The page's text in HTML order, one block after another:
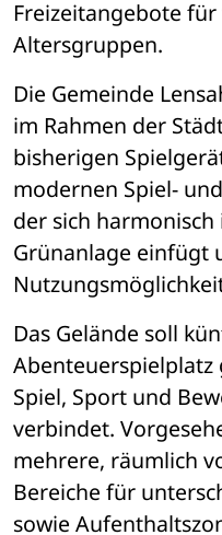
Freizeitangebote für
Altersgruppen.
Die Gemeinde
im Rahmen der
bisherigen
modernen Spiel-
der sich
Grünanlage einfügt
Das Gelände soll
Spiel, Sport und
verbindet.
mehrere, räumlich
Bereiche für
sowie